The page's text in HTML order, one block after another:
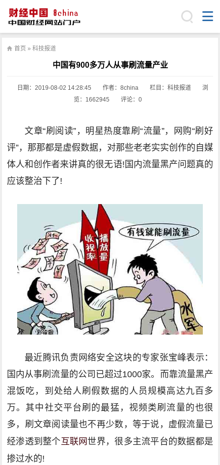
首页 » 科技报道
中国有900多万人从事刷流量产业
日期： 2019-08-02 14:28:45 作者：8china 栏目： 科技报道
浏
览：1662945
评论：0
文章“刷阅读”，明星热度靠刷“流量”，网购“刷好
评”，那那都是虚假数据，对那些老老实实创作的自媒
体人和创作者来讲真的很无语!国内流量黑产问题真的
应该整治下了!
最近腾讯负责网络安全这块的专家张宝峰表示：
国内从事刷流量的公司已超过1000家。而靠流量黑产
混饭吃，到处给人刷假数据的人员规模高达九百多
万。其中社交平台刷的最猛，视频类刷流量的也很
多，刷文章阅读量也不再少数，等于说，虚假流量已
经渗透到整个互联网世界，很多主流平台的数据都是
掺过水的!